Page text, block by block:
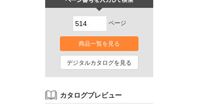
ページ
商品一覧を見る
デジタルカタログを見る
カタログプレビュー